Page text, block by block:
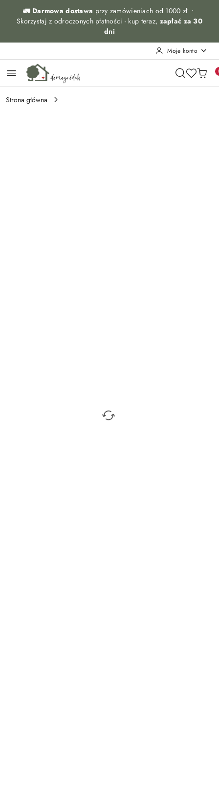
Przejdź do treści głównej
Przejdź do wyszukiwarki
Przejdź do moje konto
Przejdź do menu głównego
Przejdź do opisu produktu
Przejdź do stopki
🚛 Darmowa dostawa przy zamówieniach od 1000 zł •
Skorzystaj z odroczonych płatności - kup teraz, zapłać za 30
dni
Moje konto
Strona główna